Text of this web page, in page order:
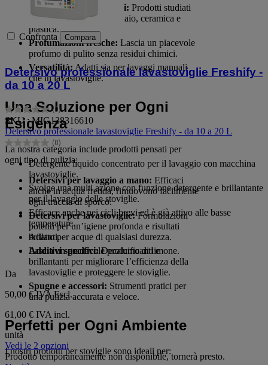
Delicatezza sui materiali: Prodotti studiati
per proteggere vetro, acciaio, ceramica e
plastica.
Profumazioni fresche: Lascia un piacevole
profumo di pulito senza residui chimici.
Versatilità: Adatti sia per lavaggi manuali
che in lavastoviglie.
Una Soluzione per Ogni
Esigenza
La nostra categoria include prodotti pensati per
ogni tipo di pulizia:
Detersivi per lavaggio a mano: Efficaci
anche in acqua fredda, rimuovono facilmente
ogni traccia di sporco.
Detersivi per lavastoviglie:Formulazioni
potenti per un’igiene profonda e risultati
brillanti.
Additivi specifici:Decalcificanti e
brillantanti per migliorare l’efficienza della
lavastoviglie e proteggere le stoviglie.
Spugne e accessori: Strumenti pratici per
una pulizia accurata e veloce.
Perfetti per Ogni Ambiente
I nostri prodotti per stoviglie sono ideali per:
Confronta Compara
Detersivo professionale lavastoviglie Freshify -
da 10 a 20 L
(0)
0.0
su
5
stelle.
SKU : MIG138316610
Detersivo professionale lavastoviglie Freshify - da 10 a 20 L
(0)
0.0
su
stelle.
Detergente liquido concentrato per il lavaggio con macchina
lavastoviglie.
Svolge una multi azione con funzione detergente e brillantante
per il lavaggio delle stoviglie.
Efficace anche nei cicli brevi ed è già attivo alle basse
temperature.
Adatto per acque di qualsiasi durezza.
Lascia un gradevole profumo di limone.
Da
50,00 €IVA Escl.
61,00 € IVA incl.
unità
Vedi le 2 opzioni
Prodotto temporaneamente non disponibile, tornerà presto.